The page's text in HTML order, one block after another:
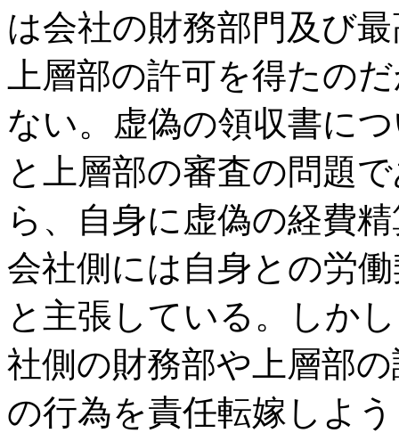
は会社の財務部門及び
上層部の許可を得たの
ない。虚偽の領収書に
と上層部の審査の問題
ら、自身に虚偽の経費
会社側には自身との労
と主張している。しか
社側の財務部や上層部
の行為を責任転嫁しよ